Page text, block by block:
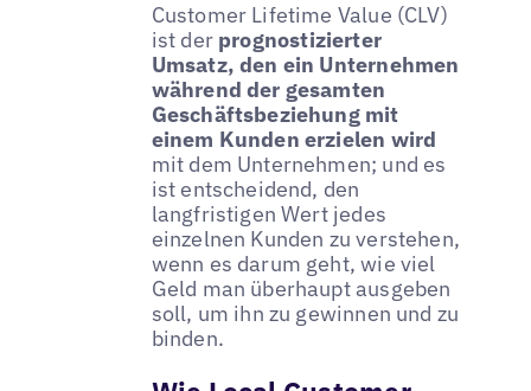
Customer Lifetime Value (CLV)
ist der prognostizierter
Umsatz, den ein Unternehmen
während der gesamten
Geschäftsbeziehung mit
einem Kunden erzielen wird
mit dem Unternehmen; und es
ist entscheidend, den
langfristigen Wert jedes
einzelnen Kunden zu verstehen,
wenn es darum geht, wie viel
Geld man überhaupt ausgeben
soll, um ihn zu gewinnen und zu
binden.